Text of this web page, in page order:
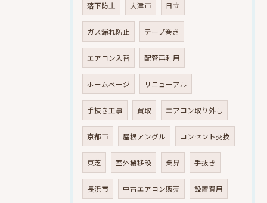
落下防止 大津市 日立
ガス漏れ防止 テープ巻き
エアコン入替 配管再利用
ホームページ リニューアル
手抜き工事 買取 エアコン取り外し
京都市 屋根アングル コンセント交換
東芝 室外機移設 業界 手抜き
長浜市 中古エアコン販売 設置費用